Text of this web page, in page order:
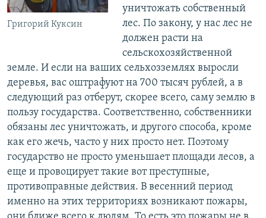
Григорий Куксин
уничтожать собственный
лес. По закону, у нас лес не
должен расти на
сельскохозяйственной
земле. И если на ваших сельхозземлях выросли
деревья, вас оштрафуют на 700 тысяч рублей, а в
следующий раз отберут, скорее всего, саму землю в
пользу государства. Соответственно, собственники
обязаны лес уничтожать, и другого способа, кроме
как его жечь, часто у них просто нет. Поэтому
государство не просто уменьшает площади лесов, а
еще и провоцирует такие вот преступные,
противоправные действия. В весенний период
именно на этих территориях возникают пожары,